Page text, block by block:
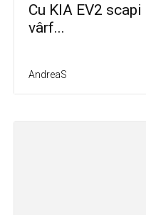
Cu KIA EV2
vârf...
AndreaS